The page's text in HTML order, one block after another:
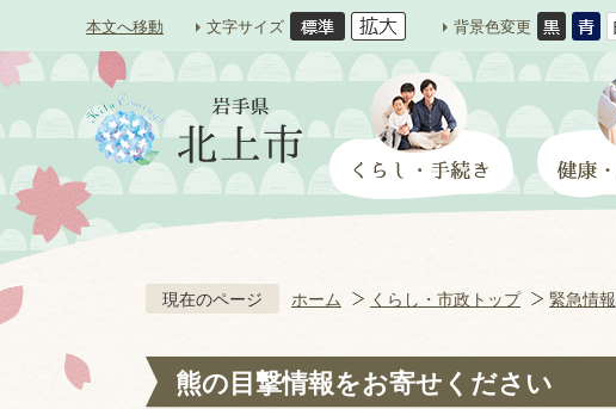
本文へ移動 文字サイズ 背景色変更
現在のページ ホーム くらし・市政トップ 緊急情報
熊の目撃情報をお寄せください